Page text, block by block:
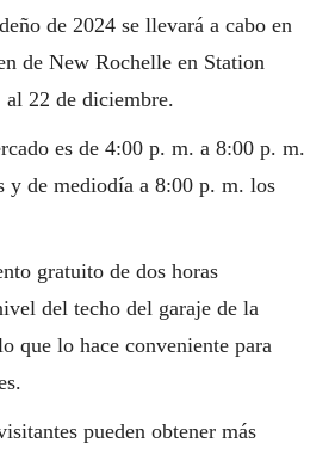
de 2024 se llevará a cabo en
de New Rochelle en Station
22 de diciembre.
es de 4:00 p. m. a 8:00 p. m.
y de mediodía a 8:00 p. m. los
gratuito de dos horas
del techo del garaje de la
que lo hace conveniente para
pueden obtener más